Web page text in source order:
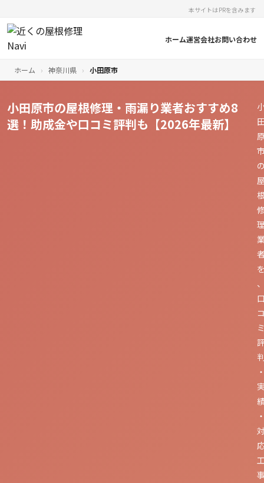
本サイトはPRを含みます
ホーム運営会社お問い合わせ
ホーム › 神奈川県 › 小田原市
小田原市の屋根修理・雨漏り業者おすすめ8
選！助成金や口コミ評判も【2026年最新】